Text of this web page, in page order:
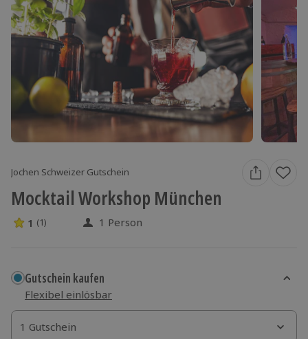
Jochen Schweizer Gutschein
Mocktail Workshop München
1 Sterne von 5 aus 1 Bewertungen
1 (1) 1 Person
Gutschein kaufen
Flexibel einlösbar
1 Gutschein
1 Gutschein
1 Gutschein